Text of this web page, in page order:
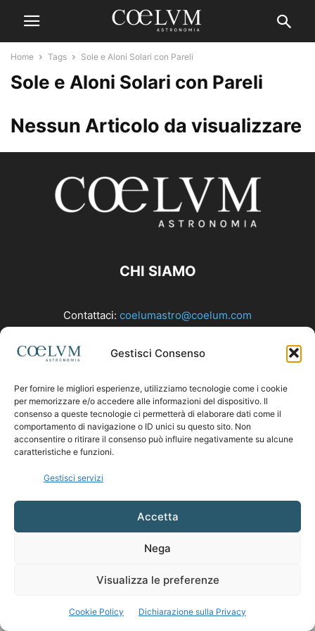
Gestisci Consenso
Per fornire le migliori esperienze, utilizziamo tecnologie come i cookie
per memorizzare e/o accedere alle informazioni del dispositivo. Il
consenso a queste tecnologie ci permetterà di elaborare dati come il
comportamento di navigazione o ID unici su questo sito. Non
acconsentire o ritirare il consenso può influire negativamente su alcune
caratteristiche e funzioni.
Gestisci servizi
Accetta
Nega
Visualizza le preferenze
Cookie Policy Dichiarazione sulla Privacy
Home Tags Sole e Aloni Solari con Pareli
Sole e Aloni Solari con Pareli
Nessun Articolo da visualizzare
CHI SIAMO
Contattaci: coelumastro@coelum.com
SEGUICI